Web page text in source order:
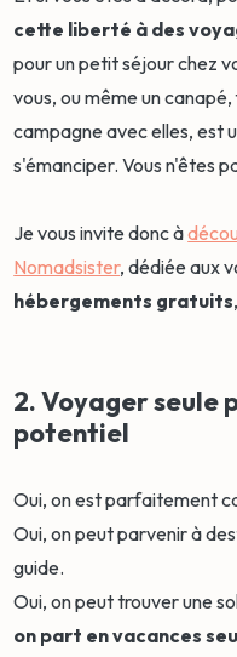
cette liberté à des
pour un petit séjour chez
vous, ou même un
campagne avec elles, est
s'émanciper. Vous n'êtes
Je vous invite donc à
Nomadsister, dédiée aux
hébergements gratuits
2. Voyager seule
potentiel
Oui, on est parfaitement
Oui, on peut parvenir à
guide.
Oui, on peut trouver une
on part en vacances